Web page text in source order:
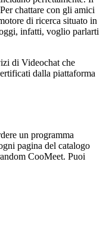
chattare con gli amici
di ricerca situato in
infatti, voglio parlarti
di Videochat che
dalla piattaforma
un programma
pagina del catalogo
CooMeet. Puoi